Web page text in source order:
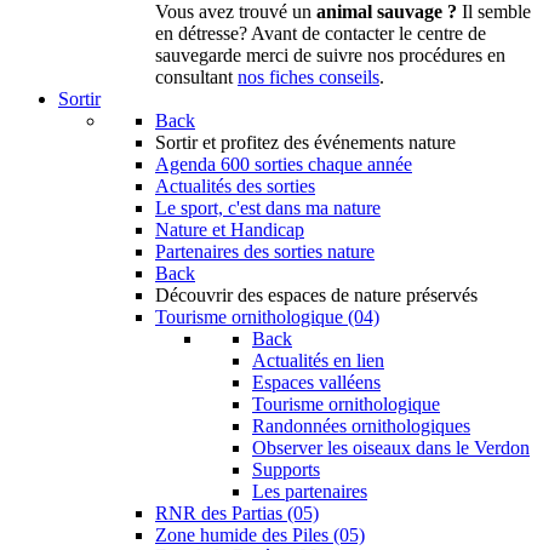
Vous avez trouvé un animal sauvage ? Il semble
en détresse? Avant de contacter le centre de
sauvegarde merci de suivre nos procédures en
consultant nos fiches conseils.
Sortir
Back
Sortir et profitez des événements nature
Agenda 600 sorties chaque année
Actualités des sorties
Le sport, c'est dans ma nature
Nature et Handicap
Partenaires des sorties nature
Back
Découvrir des espaces de nature préservés
Tourisme ornithologique (04)
Back
Actualités en lien
Espaces valléens
Tourisme ornithologique
Randonnées ornithologiques
Observer les oiseaux dans le Verdon
Supports
Les partenaires
RNR des Partias (05)
Zone humide des Piles (05)